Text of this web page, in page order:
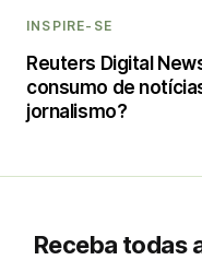
INSPIRE-SE
Reuters Digital
consumo de
jornalismo?
Receba todas